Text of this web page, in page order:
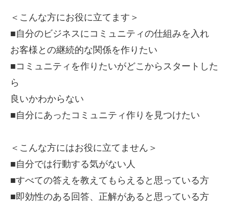
＜こんな方にお役に立てます＞
■自分のビジネスにコミュニティの仕組みを入れ
お客様との継続的な関係を作りたい
■コミュニティを作りたいがどこからスタートした
ら
良いかわからない
■自分にあったコミュニティ作りを見つけたい
＜こんな方にはお役に立てません＞
■自分では行動する気がない人
■すべての答えを教えてもらえると思っている方
■即効性のある回答、正解があると思っている方